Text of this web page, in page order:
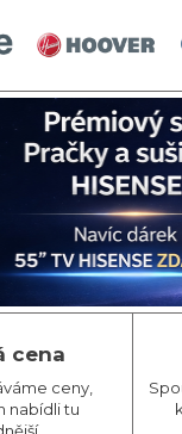
cena
ceny,
nabídli tu